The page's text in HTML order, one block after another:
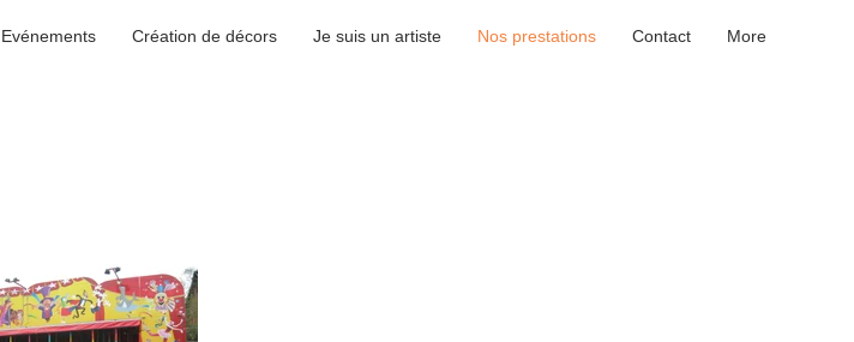
Création de décors Je suis un artiste Nos prestations Contact More